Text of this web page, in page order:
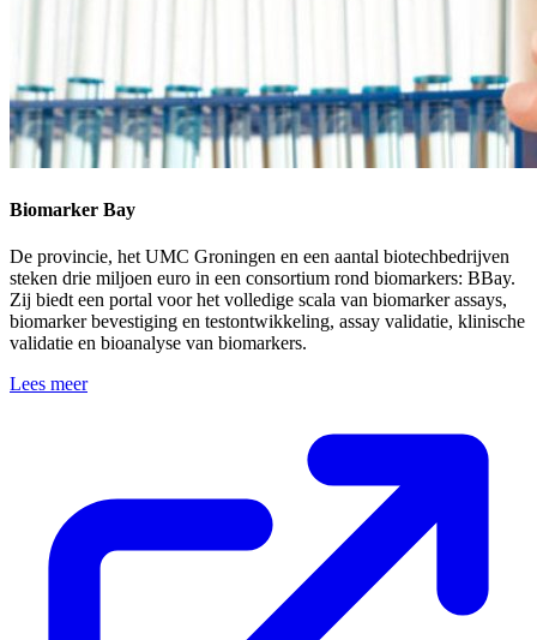
Biomarker Bay
De provincie, het UMC Groningen en een aantal biotechbedrijven
steken drie miljoen euro in een consortium rond biomarkers: BBay.
Zij biedt een portal voor het volledige scala van biomarker assays,
biomarker bevestiging en testontwikkeling, assay validatie, klinische
validatie en bioanalyse van biomarkers.
Lees meer